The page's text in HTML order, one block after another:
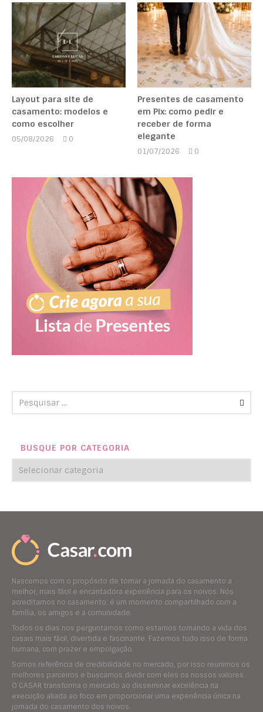
Layout para site de
casamento: modelos e
como escolher
05/08/2026
0
Presentes de casamento
em Pix: como pedir e
receber de forma
elegante
01/07/2026
0
BUSQUE POR CATEGORIA
Nascemos com o propósito de tornar a jornada do casamento a
melhor, mais fácil e encantadora experiência para os noivos. Nós
acreditamos no casamento: é um momento compartilhado com a
família, os amigos e a comunidade.
Todos os dias nos perguntamos como estamos tornando a vida dos
casais mais fácil, divertida e fascinante. Fazemos tudo isso de forma
humana, com prazer e empolgação.
Somos referência de credibilidade no mercado, por isso reunimos os
melhores parceiros e buscamos dividir com eles os nossos valores.
O CASAR transforma o mercado ao disseminar excelência na
execução aliada ao foco em proporcionar uma experiência única na
jornada do casamento dos noivos.